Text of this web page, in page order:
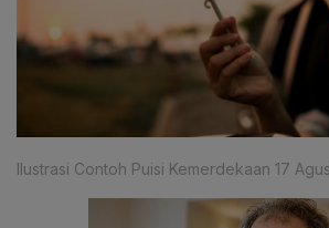
Ilustrasi Contoh Puisi Kemerdekaan 17